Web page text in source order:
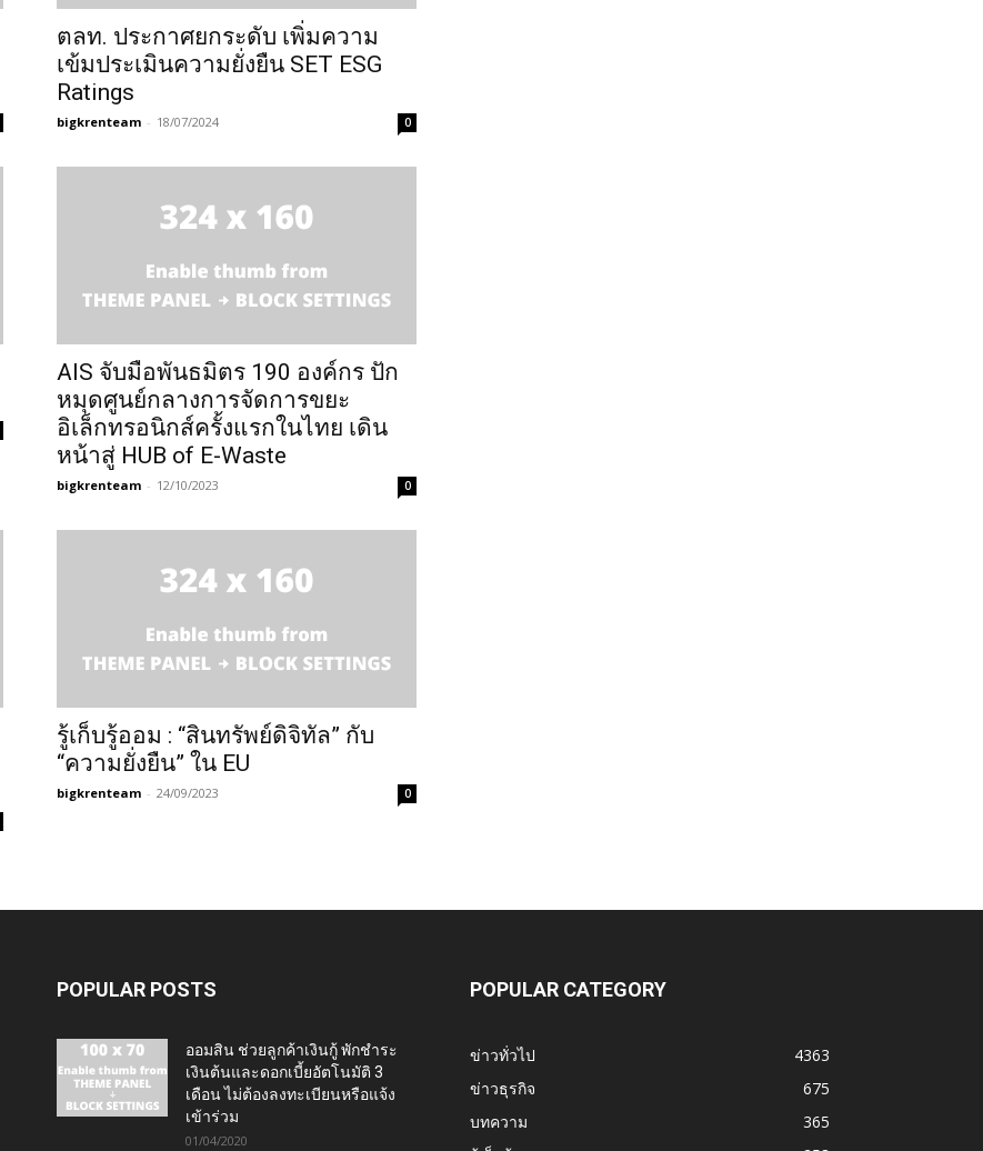
ตลท. ประกาศยกระดับ เพิ่มความ
เข้มประเมินความยั่งยืน SET ESG
Ratings
bigkrenteam - 18/07/2024 0
AIS จับมือ​พันธมิตร 190 องค์กร ปัก
หมุดศูนย์กลางการจัดการขยะ
อิเล็กทรอนิกส์ครั้งแรกในไทย​ เดิน
หน้าสู่ HUB of E-Waste
bigkrenteam - 12/10/2023 0
รู้เก็บรู้ออม : “สินทรัพย์ดิจิทัล” กับ
“ความยั่งยืน” ใน EU
bigkrenteam - 24/09/2023 0
POPULAR POSTS
ออมสิน ช่วยลูกค้าเงินกู้ พักชำระ
เงินต้นและดอกเบี้ยอัตโนมัติ 3
เดือน ไม่ต้องลงทะเบียนหรือแจ้ง
เข้าร่วม
01/04/2020
POPULAR CATEGORY
ข่าวทั่วไป
4363
ข่าวธุรกิจ
675
บทความ
365